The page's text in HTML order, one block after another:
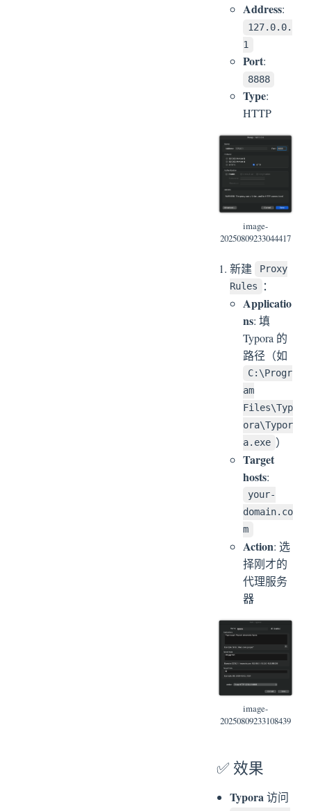
Address:
127.0.0.
1
Port:
8888
Type:
HTTP
image-
20250809233044417
新建
Proxy
Rules
：
Applicatio
ns: 填
Typora 的
路径（如
C:\Progr
am
Files\Typ
ora\Typor
a.exe ）
Target
hosts:
your-
domain.co
m
Action: 选
择刚才的
代理服务
器
image-
20250809233108439
✅ 效果
Typora访问